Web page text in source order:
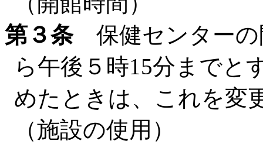
第３条保健センターの
ら午後５時15分までと
めたときは、これを変
（施設の使用）